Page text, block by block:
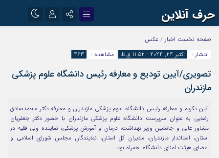
حرف آنلاین
اینستاگرام
آپارات
رمز عبور
مرا به خاطر بسپار
صفحه نخست اخبار / عکس
انتشار :
اکتبر 24, 2024 - 11:52 ق.ظ مشاهده : 463
تصویری/آیین تودیع و معارفه رئیس دانشگاه علوم پزشکی
مازندران
آئین تکریم و معارفه رئیس دانشگاه علوم پزشکی مازندران و معارفه دکتر محمدصادق
رضایی به عنوان سرپرست دانشگاه علوم پزشکی مازندران با حضور دکتر جعفریان
مشاور عالی و جانشین وزیر بهداشت، درمان و آموزش پزشکی، نماینده ولی فقیه در
استان، استاندار مازندران، مدیران کل استان، نمایندگان مجلس شورای اسلامی و
اعضای هیئت امنای دانشگاه، همراه بود.